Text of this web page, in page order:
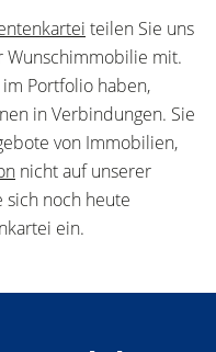
teilen Sie uns
mit.
Portfolio haben,
in Verbindungen. Sie
von Immobilien,
nicht auf unserer
sich noch heute
ein.